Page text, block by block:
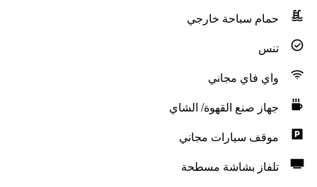
حمام سباحة خارجي
تنس
واي فاي مجاني
جهاز صنع القهوة/ الشاي
موقف سيارات مجاني
تلفاز بشاشة مسطحة